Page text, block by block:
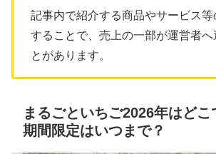
記事内で紹介する商品やサービス
することで、売上の一部が運営者へ
とがあります。
まるごといちご2026年はどこ
期間限定はいつまで？